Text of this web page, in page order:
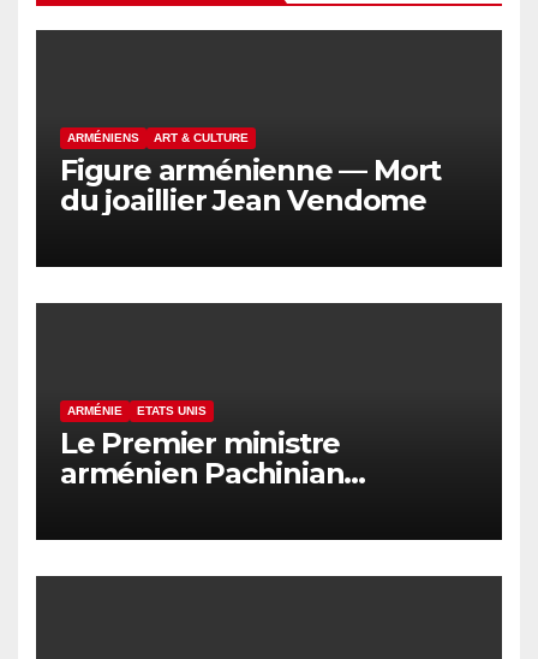
ARMÉNIENS ART & CULTURE
Figure arménienne — Mort
du joaillier Jean Vendome
ARMÉNIE ETATS UNIS
Le Premier ministre
arménien Pachinian
américain Trump